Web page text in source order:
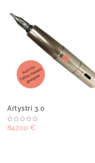
Artystri 3.0
847,00 €